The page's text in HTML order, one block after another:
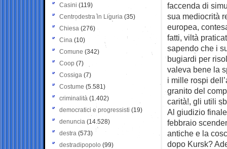
faccenda di
sua mediocrità
europea,
fatti, viltà
sapendo che i
bugiardi per
valeva bene la
i mille rospi
granito del
carità!, gli utili
Al giudizio
febbraio
antiche e la
dopo Kursk?
Casini (119)
Centrodestra in Liguria (35)
Chiesa (276)
Cina (10)
Comune (342)
Coop (7)
Cossiga (7)
Costume (5.581)
criminalità (1.402)
democratici e progressisti (19)
denuncia (14.528)
destra (573)
destradipopolo (99)